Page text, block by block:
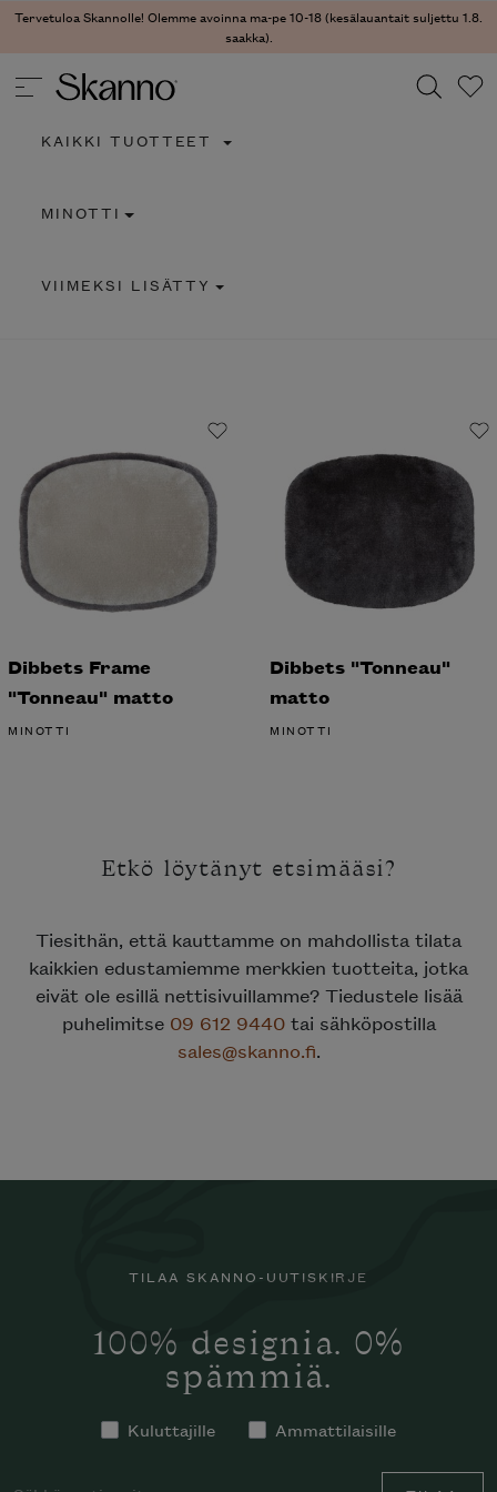
Tervetuloa Skannolle! Olemme avoinna ma-pe 10-18 (kesälauantait suljettu
1.8. saakka).
Type 2 or more characters for results.
KAIKKI TUOTTEET
MINOTTI
VIIMEKSI LISÄTTY
Dibbets Frame
"Tonneau" matto
Dibbets "Tonneau"
matto
Etkö löytänyt etsimääsi?
Tiesithän, että kauttamme on mahdollista tilata
kaikkien edustamiemme merkkien tuotteita, jotka
eivät ole esillä nettisivuillamme? Tiedustele lisää
puhelimitse
09 612 9440tai sähköpostilla
sales@skanno.fi .
TILAA SKANNO-UUTISKIRJE
100% designia. 0%
spämmiä.
Kuluttajille Ammattilaisille